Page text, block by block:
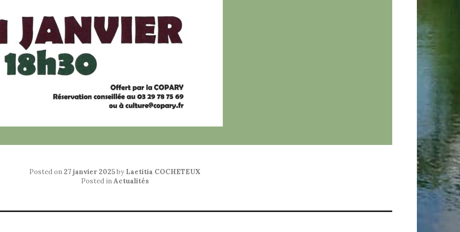
Posted on 27 janvier 2025by Laetitia COCHETEUX
Posted inActualités